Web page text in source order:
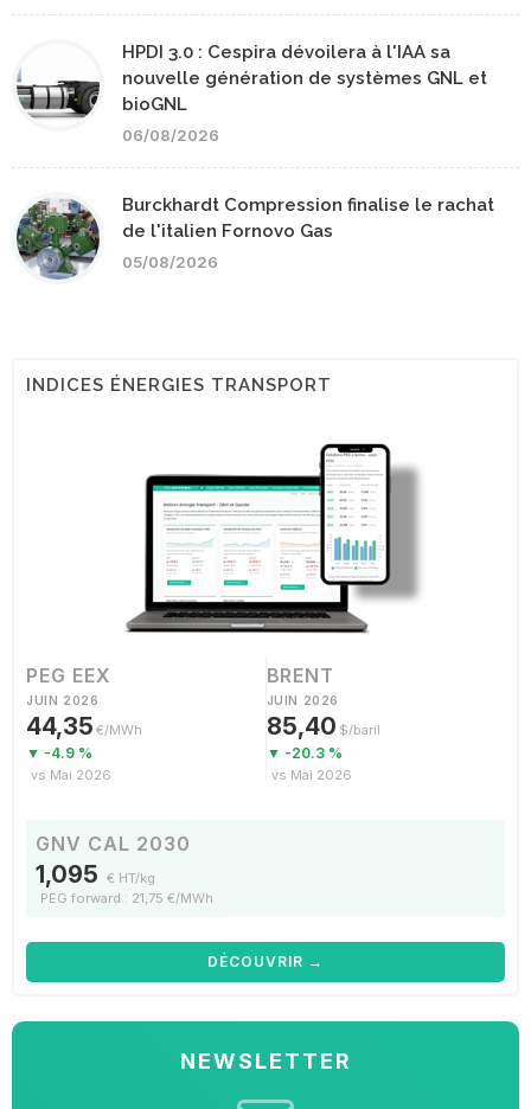
HPDI 3.0 : Cespira dévoilera à l'IAA sa
nouvelle génération de systèmes GNL et
bioGNL
06/08/2026
Burckhardt Compression finalise le rachat
de l'italien Fornovo Gas
05/08/2026
INDICES ÉNERGIES TRANSPORT
PEG EEX
JUIN 2026
44,35 €/MWh
▼ -4.9 %
vs Mai 2026
BRENT
JUIN 2026
85,40 $/baril
▼ -20.3 %
vs Mai 2026
GNV CAL 2030
1,095 € HT/kg
PEG forward : 21,75 €/MWh
DÉCOUVRIR →
NEWSLETTER